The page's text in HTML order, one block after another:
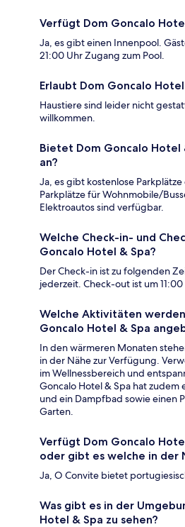
Verfügt Dom Goncalo
Ja, es gibt einen Innenpool.
21:00 Uhr Zugang zum Pool.
Erlaubt Dom Goncalo
Haustiere sind leider nicht
willkommen.
Bietet Dom Goncalo Hotel
an?
Ja, es gibt kostenlose
Parkplätze für Wohnmobile/
Elektroautos sind verfügbar.
Welche Check-in- und
Goncalo Hotel & Spa?
Der Check-in ist zu folgenden
jederzeit. Check-out ist um 11:00
Welche Aktivitäten
Goncalo Hotel & Spa
In den wärmeren Monaten
in der Nähe zur Verfügung.
im Wellnessbereich und
Goncalo Hotel & Spa hat zudem
und ein Dampfbad sowie einen
Garten.
Verfügt Dom Goncalo
oder gibt es welche in der
Ja, O Convite bietet
Was gibt es in der
Hotel & Spa zu sehen?